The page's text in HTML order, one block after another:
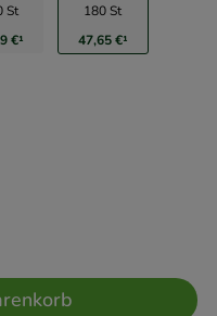
St
€¹
180 St
47,65 €¹